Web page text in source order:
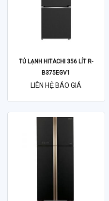
TỦ LẠNH HITACHI 356 LÍT R-
B375EGV1
LIÊN HỆ BÁO GIÁ